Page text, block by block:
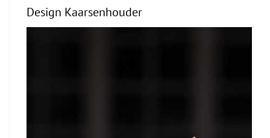
Design Kaarsenhouder